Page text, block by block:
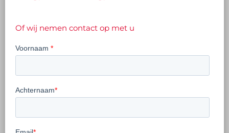
Of wij nemen contact op met u